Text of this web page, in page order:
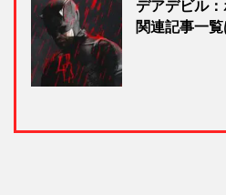
デアデビル
関連記事一